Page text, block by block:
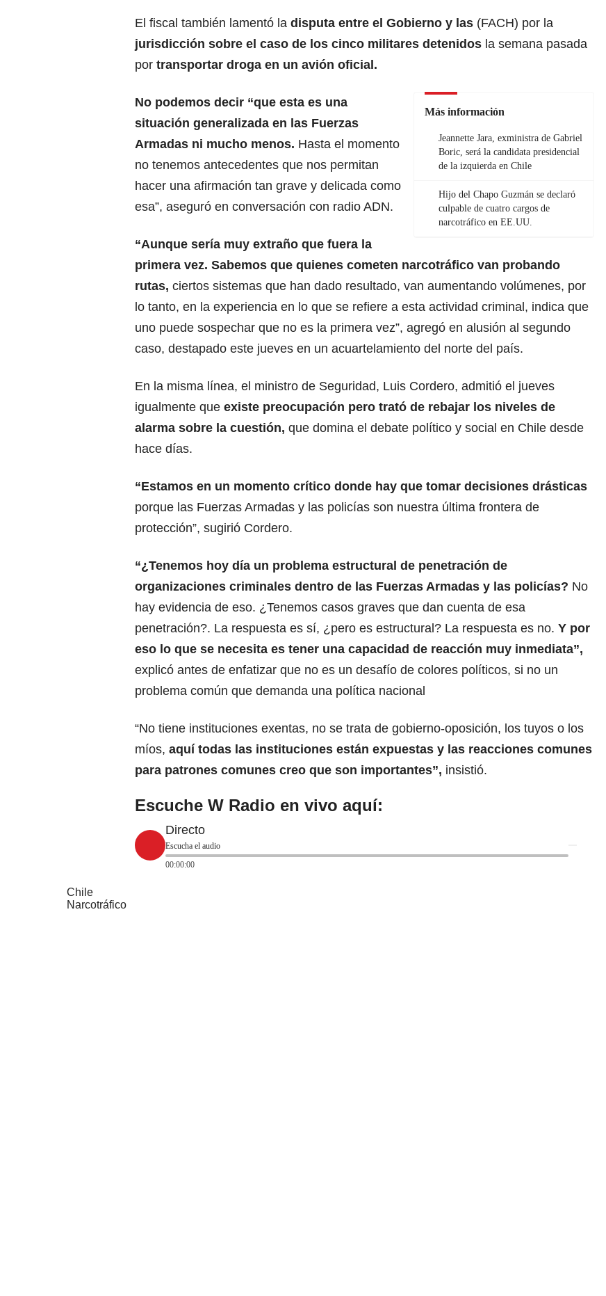
El fiscal también lamentó la disputa entre el Gobierno y las (FACH) por la
jurisdicción sobre el caso de los cinco militares detenidos la semana pasada
por transportar droga en un avión oficial.
Más información
Jeannette Jara, exministra de Gabriel
Boric, será la candidata presidencial
de la izquierda en Chile
Hijo del Chapo Guzmán se declaró
culpable de cuatro cargos de
narcotráfico en EE.UU.
No podemos decir “que esta es una
situación generalizada en las Fuerzas
Armadas ni mucho menos. Hasta el momento
no tenemos antecedentes que nos permitan
hacer una afirmación tan grave y delicada como
esa”, aseguró en conversación con radio ADN.
“Aunque sería muy extraño que fuera la
primera vez. Sabemos que quienes cometen narcotráfico van probando
rutas, ciertos sistemas que han dado resultado, van aumentando volúmenes, por
lo tanto, en la experiencia en lo que se refiere a esta actividad criminal, indica que
uno puede sospechar que no es la primera vez”, agregó en alusión al segundo
caso, destapado este jueves en un acuartelamiento del norte del país.
En la misma línea, el ministro de Seguridad, Luis Cordero, admitió el jueves
igualmente que existe preocupación pero trató de rebajar los niveles de
alarma sobre la cuestión, que domina el debate político y social en Chile desde
hace días.
“Estamos en un momento crítico donde hay que tomar decisiones drásticas
porque las Fuerzas Armadas y las policías son nuestra última frontera de
protección”, sugirió Cordero.
“¿Tenemos hoy día un problema estructural de penetración de
organizaciones criminales dentro de las Fuerzas Armadas y las policías? No
hay evidencia de eso. ¿Tenemos casos graves que dan cuenta de esa
penetración?. La respuesta es sí, ¿pero es estructural? La respuesta es no. Y por
eso lo que se necesita es tener una capacidad de reacción muy inmediata”,
explicó antes de enfatizar que no es un desafío de colores políticos, si no un
problema común que demanda una política nacional
“No tiene instituciones exentas, no se trata de gobierno-oposición, los tuyos o los
míos, aquí todas las instituciones están expuestas y las reacciones comunes
para patrones comunes creo que son importantes”, insistió.
Escuche W Radio en vivo aquí:
Directo
Escucha el audio
00:00:00
Chile
Narcotráfico